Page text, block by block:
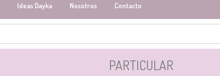
Ideas Dayka Nosotros Contacto
PARTICULAR